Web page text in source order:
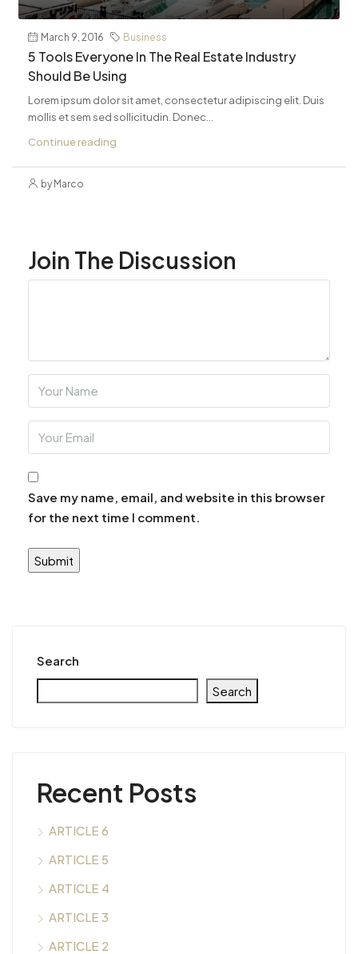
March 9, 2016 Business
5 Tools Everyone In The Real Estate Industry
Should Be Using
Lorem ipsum dolor sit amet, consectetur adipiscing elit. Duis
mollis et sem sed sollicitudin. Donec...
Continue reading
by Marco
Join The Discussion
Save my name, email, and website in this browser
for the next time I comment.
Search
Search
Recent Posts
ARTICLE 6
ARTICLE 5
ARTICLE 4
ARTICLE 3
ARTICLE 2